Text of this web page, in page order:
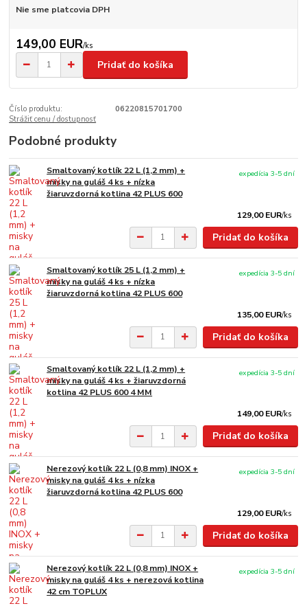
Nie sme platcovia DPH
149,00 EUR/ks
Pridať do košíka
Číslo produktu:
06220815701700
Strážiť cenu / dostupnosť
Podobné produkty
Smaltovaný kotlík 22 L (1,2 mm) +
misky na guláš 4 ks + nízka
žiaruvzdorná kotlina 42 PLUS 600
129,00 EUR/ks
expedícia 3-5 dní
Pridať do košíka
Smaltovaný kotlík 25 L (1,2 mm) +
misky na guláš 4 ks + nízka
žiaruvzdorná kotlina 42 PLUS 600
135,00 EUR/ks
expedícia 3-5 dní
Pridať do košíka
Smaltovaný kotlík 22 L (1,2 mm) +
misky na guláš 4 ks + žiaruvzdorná
kotlina 42 PLUS 600 4 MM
149,00 EUR/ks
expedícia 3-5 dní
Pridať do košíka
Nerezový kotlík 22 L (0,8 mm) INOX +
misky na guláš 4 ks + nízka
žiaruvzdorná kotlina 42 PLUS 600
129,00 EUR/ks
expedícia 3-5 dní
Pridať do košíka
Nerezový kotlík 22 L (0,8 mm) INOX +
misky na guláš 4 ks + nerezová kotlina
42 cm TOPLUX
expedícia 3-5 dní